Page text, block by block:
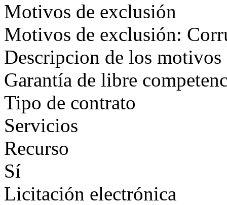
Motivos de exclusión
Motivos de exclusión:
Descripcion de los
Garantía de libre
Tipo de contrato
Servicios
Recurso
Sí
Licitación electrónica